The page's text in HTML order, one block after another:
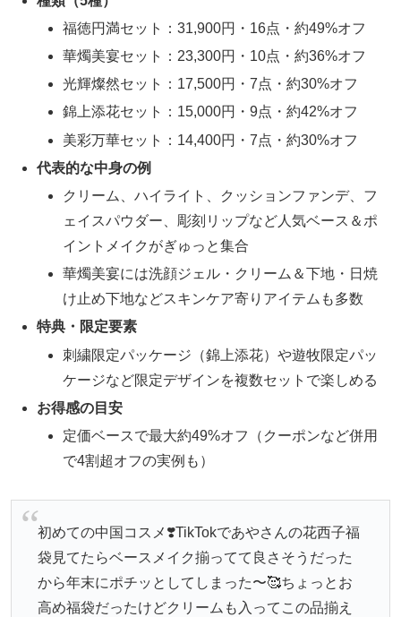
福徳円満セット：31,900円・16点・約49%オフ
華燭美宴セット：23,300円・10点・約36%オフ
光輝燦然セット：17,500円・7点・約30%オフ
錦上添花セット：15,000円・9点・約42%オフ
美彩万華セット：14,400円・7点・約30%オフ
代表的な中身の例
クリーム、ハイライト、クッションファンデ、フ
ェイスパウダー、彫刻リップなど人気ベース＆ポ
イントメイクがぎゅっと集合
華燭美宴には洗顔ジェル・クリーム＆下地・日焼
け止め下地などスキンケア寄りアイテムも多数
特典・限定要素
刺繍限定パッケージ（錦上添花）や遊牧限定パッ
ケージなど限定デザインを複数セットで楽しめる
お得感の目安
定価ベースで最大約49%オフ（クーポンなど併用
で4割超オフの実例も）
初めての中国コスメ❣️TikTokであやさんの花西子福
袋見てたらベースメイク揃ってて良さそうだった
から年末にポチッとしてしまった〜🥰ちょっとお
高め福袋だったけどクリームも入ってこの品揃え